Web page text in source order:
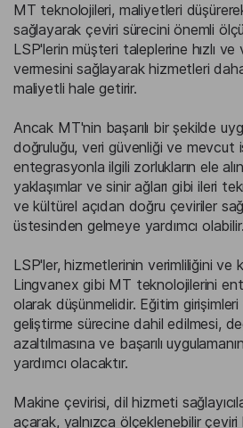
MT teknolojileri, maliyetleri
sağlayarak çeviri sürecini önemli
LSP'lerin müşteri taleplerine hızlı
vermesini sağlayarak hizmetleri
maliyetli hale getirir.
Ancak MT'nin başarılı bir şekilde
doğruluğu, veri güvenliği ve mevcut
entegrasyonla ilgili zorlukların ele
yaklaşımlar ve sinir ağları gibi ileri
ve kültürel açıdan doğru çeviriler
üstesinden gelmeye yardımcı olabilir.
LSP'ler, hizmetlerinin verimliliğini ve
Lingvanex gibi MT teknolojilerini
olarak düşünmelidir. Eğitim
geliştirme sürecine dahil edilmesi,
azaltılmasına ve başarılı
yardımcı olacaktır.
Makine çevirisi, dil hizmeti
açarak, yalnızca ölçeklenebilir